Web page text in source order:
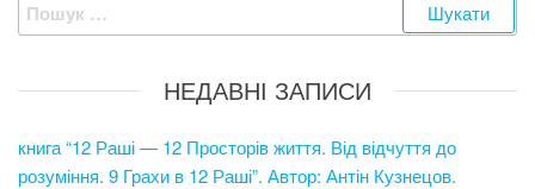
НЕДАВНІ ЗАПИСИ
книга “12 Раші — 12 Просторів життя. Від відчуття до
розуміння. 9 Грахи в 12 Раші”. Автор: Антін Кузнецов.